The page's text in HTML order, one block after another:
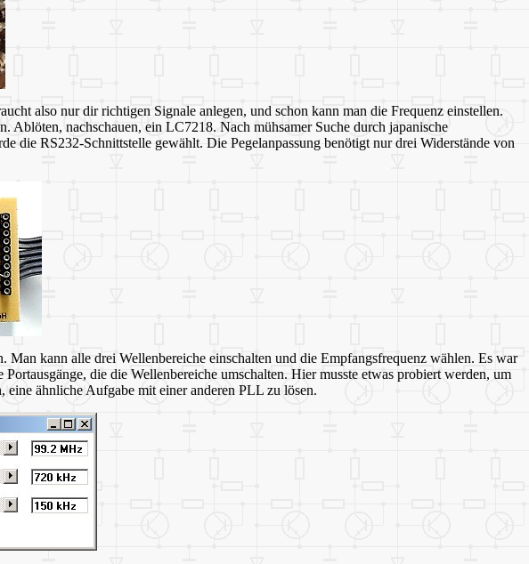
also nur dir richtigen Signale anlegen, und schon kann man die Frequenz einstellen.
nachschauen, ein LC7218. Nach mühsamer Suche durch japanische
die RS232-Schnittstelle gewählt. Die Pegelanpassung benötigt nur drei Widerstände von
kann alle drei Wellenbereiche einschalten und die Empfangsfrequenz wählen. Es war
die die Wellenbereiche umschalten. Hier musste etwas probiert werden, um
ähnliche Aufgabe mit einer anderen PLL zu lösen.